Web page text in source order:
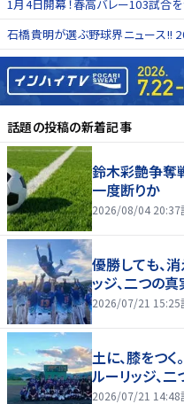
1月4日開幕！春高バレー103試合を
石橋貴明が選ぶ野球界ニュース!!
話題の投稿の新着記事
鈴木彩艶争奪
一度断りか
2026/08/04 20:37
優勝しても、
ッジ、二つの真
2026/07/21 15:25
土に、膝をつく
ルーリッジ、二
2026/07/21 14:48